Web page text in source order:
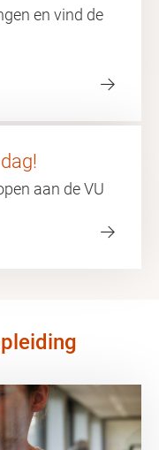
en vind de
aan de VU